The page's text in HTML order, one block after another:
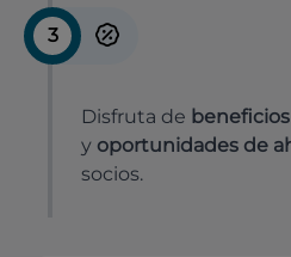
3
Disfruta de
y oportunidades de
socios.